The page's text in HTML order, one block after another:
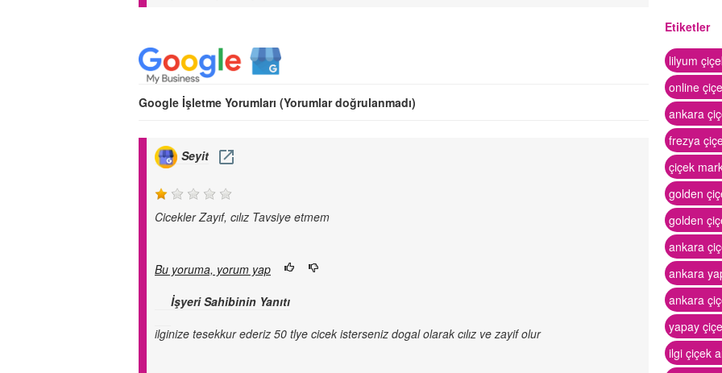
Google İşletme Yorumları (Yorumlar doğrulanmadı)
Seyit
Cicekler Zayıf, cılız Tavsiye etmem
Bu yoruma, yorum yap
İşyeri Sahibinin Yanıtı
ilginize tesekkur ederiz 50 tlye cicek isterseniz dogal olarak cılız ve zayif olur
Etiketler
lilyum
online
ankara
frezya
çiçek
golden
golden
ankara
ankara
ankara
yapay
ilgi çiçek